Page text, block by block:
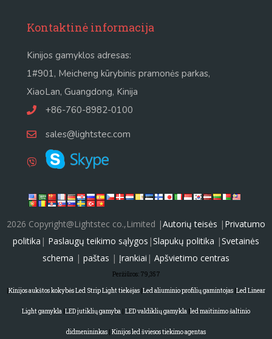
Kontaktinė informacija
Kinijos gamyklos adresas:
1#901, Meicheng kūrybinis pramonės parkas,
XiaoLan, Guangdong, Kinija
+86-760-8982-0100
sales@lightstec.com
2026 Copyright@Lightstec co.,Limited |Autorių teisės | Privatumo
politika | Paslaugų teikimo sąlygos |Slapukų politika |Svetainės
schema | paštas | Įrankiai | Apšvietimo centras
Peržiūros: 79,357
Kinijos aukštos kokybės Led Strip Light tiekėjas Led aliuminio profilių gamintojas Led Linear
Light gamykla LED jutiklių gamyba LED valdiklių gamykla led maitinimo šaltinio
didmenininkas Kinijos led šviesos tiekimo agentas